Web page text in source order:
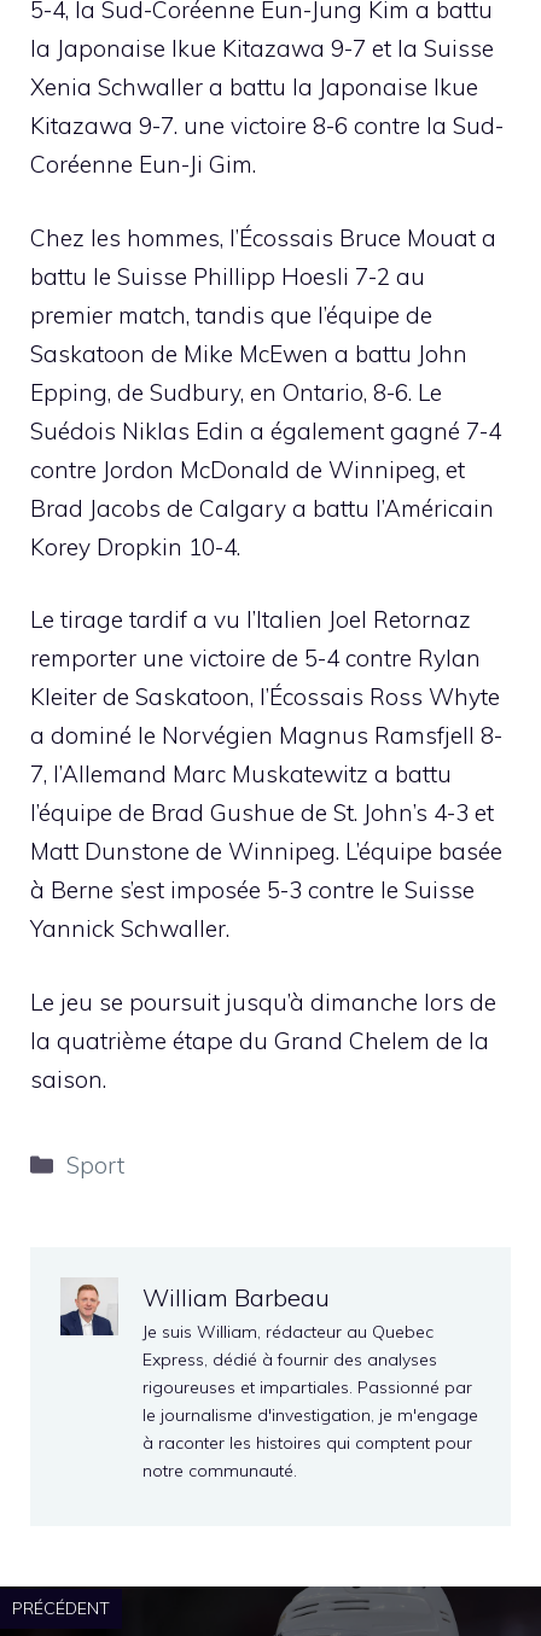
5-4, la Sud-Coréenne Eun-Jung Kim a battu
la Japonaise Ikue Kitazawa 9-7 et la Suisse
Xenia Schwaller a battu la Japonaise Ikue
Kitazawa 9-7. une victoire 8-6 contre la Sud-
Coréenne Eun-Ji Gim.
Chez les hommes, l’Écossais Bruce Mouat a
battu le Suisse Phillipp Hoesli 7-2 au
premier match, tandis que l’équipe de
Saskatoon de Mike McEwen a battu John
Epping, de Sudbury, en Ontario, 8-6. Le
Suédois Niklas Edin a également gagné 7-4
contre Jordon McDonald de Winnipeg, et
Brad Jacobs de Calgary a battu l’Américain
Korey Dropkin 10-4.
Le tirage tardif a vu l’Italien Joel Retornaz
remporter une victoire de 5-4 contre Rylan
Kleiter de Saskatoon, l’Écossais Ross Whyte
a dominé le Norvégien Magnus Ramsfjell 8-
7, l’Allemand Marc Muskatewitz a battu
l’équipe de Brad Gushue de St. John’s 4-3 et
Matt Dunstone de Winnipeg. L’équipe basée
à Berne s’est imposée 5-3 contre le Suisse
Yannick Schwaller.
Le jeu se poursuit jusqu’à dimanche lors de
la quatrième étape du Grand Chelem de la
saison.
Catégories
Sport
William Barbeau
Je suis William, rédacteur au Quebec
Express, dédié à fournir des analyses
rigoureuses et impartiales. Passionné par
le journalisme d'investigation, je m'engage
à raconter les histoires qui comptent pour
notre communauté.
PRÉCÉDENT